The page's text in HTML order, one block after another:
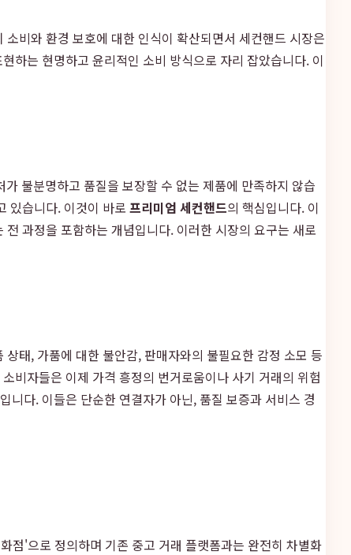
비와 환경 보호에 대한 인식이 확산되면서 세컨핸드 시장은
하는 현명하고 윤리적인 소비 방식으로 자리 잡았습니다. 이
불분명하고 품질을 보장할 수 없는 제품에 만족하지 않습
있습니다. 이것이 바로 프리미엄 세컨핸드의 핵심입니다. 이
과정을 포함하는 개념입니다. 이러한 시장의 요구는 새로
태, 가품에 대한 불안감, 판매자와의 불필요한 감정 소모 등
비자들은 이제 가격 흥정의 번거로움이나 사기 거래의 위험
니다. 이들은 단순한 연결자가 아닌, 품질 보증과 서비스 경
점'으로 정의하며 기존 중고 거래 플랫폼과는 완전히 차별화